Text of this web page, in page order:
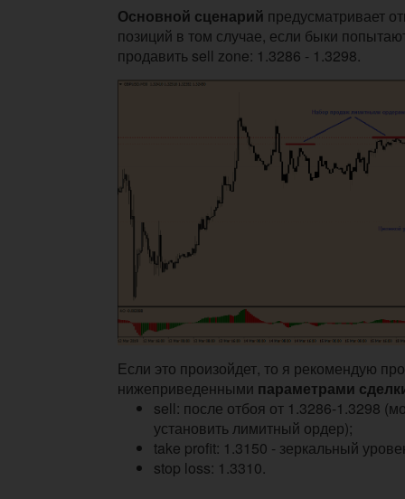
Основной сценарий предусматривает
позиций в том случае, если быки
продавить sell zone: 1.3286 - 1.3298.
Если это произойдет, то я рекомендую
нижеприведенными параметрами
sell: после отбоя от 1.3286-1.3298
установить лимитный ордер);
take profit: 1.3150 - зеркальный
stop loss: 1.3310.